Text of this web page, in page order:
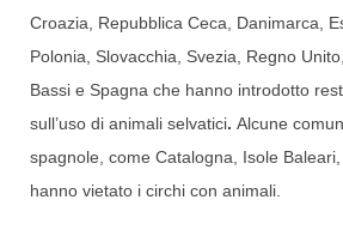
Croazia, Repubblica Ceca, Danimarca,
Polonia, Slovacchia, Svezia, Regno
Bassi e Spagna che hanno introdotto
sull’uso di animali selvatici. Alcune
spagnole, come Catalogna, Isole Baleari,
hanno vietato i circhi con animali.